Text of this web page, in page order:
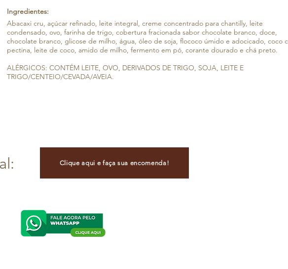
Ingredientes:
Abacaxi cru, açúcar refinado, leite integral, creme concentrado para chantilly, leite
condensado, ovo, farinha de trigo, cobertura fracionada sabor chocolate branco, doce,
chocolate branco, glicose de milho, água, óleo de soja, flococo úmido e adocicado, coco
pectina, leite de coco, amido de milho, fermento em pó, corante dourado e chá preto.
ALÉRGICOS: CONTÉM LEITE, OVO, DERIVADOS DE TRIGO, SOJA, LEITE E
TRIGO/CENTEIO/CEVADA/AVEIA.
Clique aqui e faça sua encomenda!